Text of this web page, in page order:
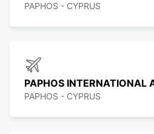
PAPHOS - CYPRUS
PAPHOS INTERNATIONAL
PAPHOS - CYPRUS